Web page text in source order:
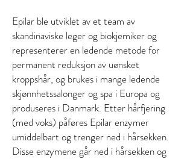
Epilar ble utviklet av et team av
skandinaviske leger og biokjemiker og
representerer en ledende metode for
permanent reduksjon av uønsket
kroppshår, og brukes i mange ledende
skjønnhetssalonger og spa i Europa og
produseres i Danmark. Etter hårfjering
(med voks) påføres Epilar enzymer
umiddelbart og trenger ned i hårsekken.
Disse enzymene går ned i hårsekken og